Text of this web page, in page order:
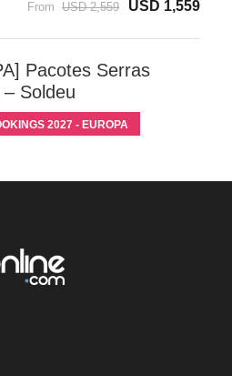
From USD 2,559 USD 1,559
Pacotes Serras
Soldeu
2027 - EUROPA